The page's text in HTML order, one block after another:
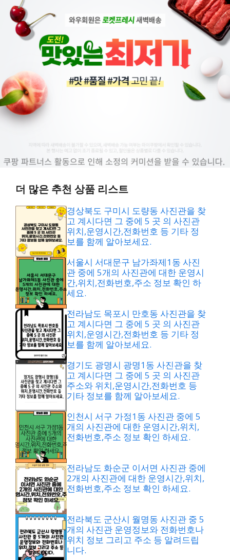
더 많은 추천 상품 리스트
경상북도 구미시 도량동 사진관을 찾
고 계시다면 그 중에 5 곳 의 사진관
위치,운영시간,전화번호 등 기타 정
보를 함께 알아보세요.
서울시 서대문구 남가좌제1동 사진
관 중에 5개의 사진관에 대한 운영시
간,위치,전화번호,주소 정보 확인 하
세요.
전라남도 목포시 만호동 사진관을 찾
고 계시다면 그 중에 5 곳 의 사진관
위치,운영시간,전화번호 등 기타 정
보를 함께 알아보세요.
경기도 광명시 광명1동 사진관을 찾
고 계시다면 그 중에 5 곳 의 사진관
주소와 위치,운영시간,전화번호 등
기타 정보를 함께 알아보세요.
인천시 서구 가정1동 사진관 중에 5
개의 사진관에 대한 운영시간,위치,
전화번호,주소 정보 확인 하세요.
전라남도 화순군 이서면 사진관 중에
2개의 사진관에 대한 운영시간,위치,
전화번호,주소 정보 확인 하세요.
전라북도 군산시 월명동 사진관 중 5
개의 사진관 운영정보와 전화번호나
위치 정보 그리고 주소 등 알려드립
니다.